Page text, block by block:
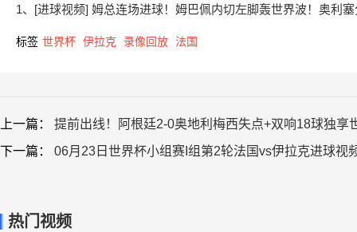
1、[进球视频] 姆总连场进球！姆巴佩内切左脚轰世界波！奥利
标签 世界杯 伊拉克 录像回放 法国
上一篇： 提前出线！阿根廷2-0奥地利梅西失点+双响18球独享
下一篇： 06月23日世界杯小组赛I组第2轮法国vs伊拉克进球视
热门视频